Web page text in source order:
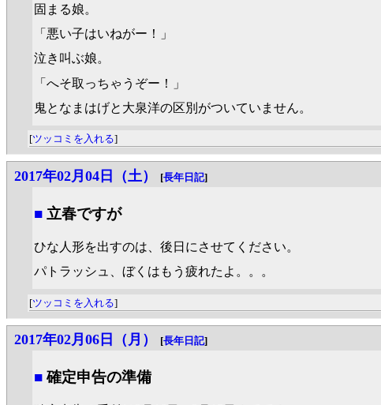
固まる娘。
「悪い子はいねがー！」
泣き叫ぶ娘。
「へそ取っちゃうぞー！」
鬼となまはげと大泉洋の区別がついていません。
[ツッコミを入れる]
2017年02月04日（土） [長年日記]
■ 立春ですが
ひな人形を出すのは、後日にさせてください。
パトラッシュ、ぼくはもう疲れたよ。。。
[ツッコミを入れる]
2017年02月06日（月） [長年日記]
■確定申告の準備